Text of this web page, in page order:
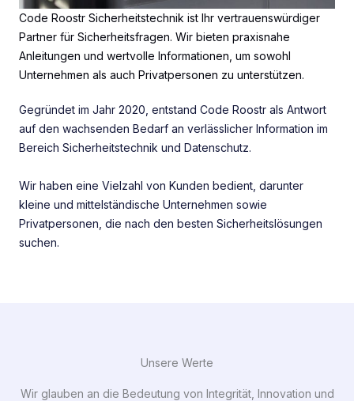
Code Roostr Sicherheitstechnik ist Ihr vertrauenswürdiger
Partner für Sicherheitsfragen. Wir bieten praxisnahe
Anleitungen und wertvolle Informationen, um sowohl
Unternehmen als auch Privatpersonen zu unterstützen.
Gegründet im Jahr 2020, entstand Code Roostr als Antwort
auf den wachsenden Bedarf an verlässlicher Information im
Bereich Sicherheitstechnik und Datenschutz.
Wir haben eine Vielzahl von Kunden bedient, darunter
kleine und mittelständische Unternehmen sowie
Privatpersonen, die nach den besten Sicherheitslösungen
suchen.
Unsere Werte
Wir glauben an die Bedeutung von Integrität, Innovation und